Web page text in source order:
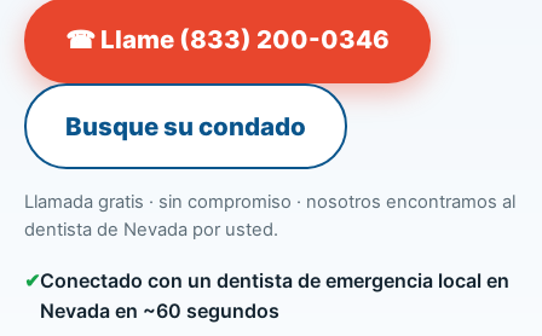
☎ Llame (833) 200-0346
Busque su condado
Llamada gratis · sin compromiso · nosotros encontramos al
dentista de Nevada por usted.
✔Conectado con un dentista de emergencia local en
Nevada en ~60 segundos